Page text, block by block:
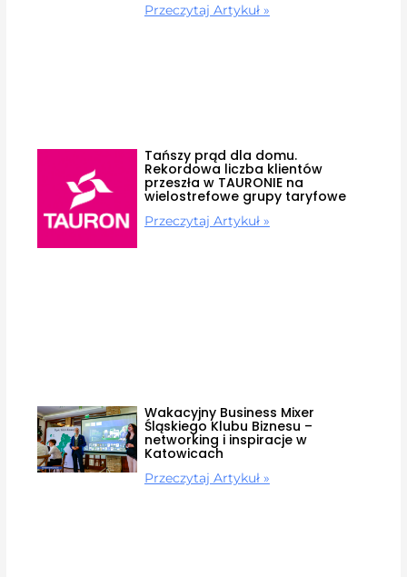
Przeczytaj Artykuł »
Tańszy prąd dla domu.
Rekordowa liczba klientów
przeszła w TAURONIE na
wielostrefowe grupy taryfowe
Przeczytaj Artykuł »
Wakacyjny Business Mixer
Śląskiego Klubu Biznesu –
networking i inspiracje w
Katowicach
Przeczytaj Artykuł »